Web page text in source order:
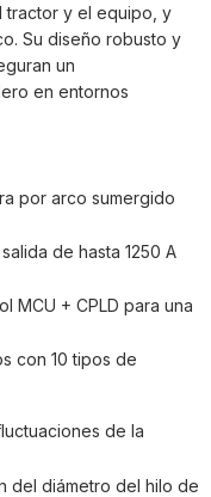
tractor y el equipo, y
Su diseño robusto y
un
en entornos
por arco sumergido
de hasta 1250 A
MCU + CPLD para una
con 10 tipos de
de la
del diámetro del hilo de